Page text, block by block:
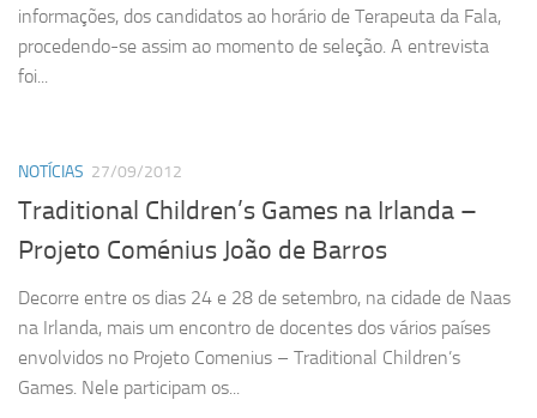
informações, dos candidatos ao horário de Terapeuta da Fala,
procedendo-se assim ao momento de seleção. A entrevista
foi...
NOTÍCIAS 27/09/2012
Traditional Children’s Games na Irlanda –
Projeto Coménius João de Barros
Decorre entre os dias 24 e 28 de setembro, na cidade de Naas
na Irlanda, mais um encontro de docentes dos vários países
envolvidos no Projeto Comenius – Traditional Children’s
Games. Nele participam os...